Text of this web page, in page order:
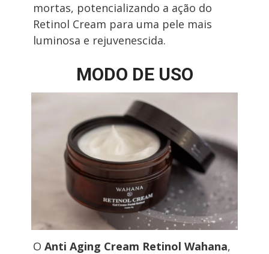
mortas, potencializando a ação do
Retinol Cream para uma pele mais
luminosa e rejuvenescida.
MODO DE USO
O Anti Aging Cream Retinol Wahana,